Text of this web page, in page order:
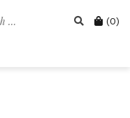
Search Cart
(0)